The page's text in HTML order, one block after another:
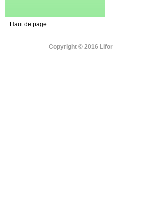
Haut de page
Copyright © 2016 Lifor